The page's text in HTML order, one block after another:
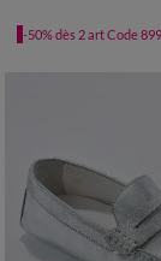
-50% dès 2 art Code